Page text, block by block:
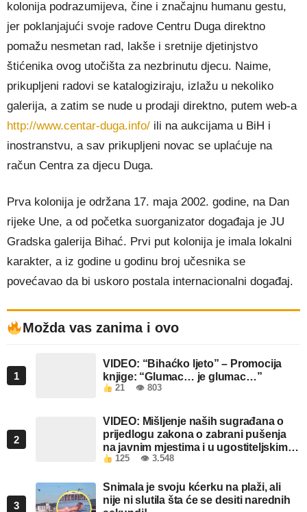
kolonija podrazumijeva, čine i značajnu humanu gestu,
jer poklanjajući svoje radove Centru Duga direktno
pomažu nesmetan rad, lakše i sretnije djetinjstvo
štićenika ovog utočišta za nezbrinutu djecu. Naime,
prikupljeni radovi se katalogiziraju, izlažu u nekoliko
galerija, a zatim se nude u prodaji direktno, putem web-a
http://www.centar-duga.info/ ili na aukcijama u BiH i
inostranstvu, a sav prikupljeni novac se uplaćuje na
račun Centra za djecu Duga.
Prva kolonija je održana 17. maja 2002. godine, na Dan
rijeke Une, a od početka suorganizator događaja je JU
Gradska galerija Bihać. Prvi put kolonija je imala lokalni
karakter, a iz godine u godinu broj učesnika se
povećavao da bi uskoro postala internacionalni događaj.
Možda vas zanima i ovo
1
VIDEO: “Bihaćko ljeto” – Promocija
knjige: “Glumac… je glumac…”
21 👁 803
2
VIDEO: Mišljenje naših sugrađana o
prijedlogu zakona o zabrani pušenja
na javnim mjestima i u ugostiteljskim
objektima u FBiH
125 👁 3.548
3
Snimala je svoju kćerku na plaži, ali
nije ni slutila šta će se desiti narednih